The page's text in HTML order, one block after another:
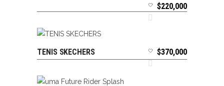
$220,000
SELECCIONAR OPCIONES
TENIS SKECHERS $370,000